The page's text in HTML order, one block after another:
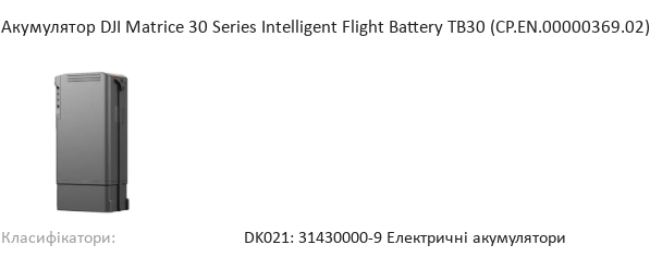
Акумулятор DJI Matrice 30 Series Intelligent Flight Battery TB30 (CP.EN.00000369.02)
Класифікатори:
DK021: 31430000-9 Електричні акумулятори